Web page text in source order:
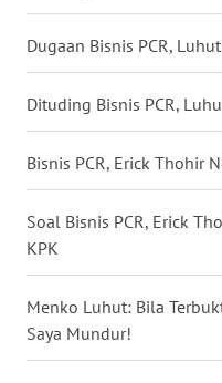
Dugaan Bisnis PCR,
Dituding Bisnis PCR,
Bisnis PCR, Erick Thohir
Soal Bisnis PCR, Erick
KPK
Menko Luhut: Bila
Saya Mundur!
WN
SULBAR
WN
WN
BENGKULU